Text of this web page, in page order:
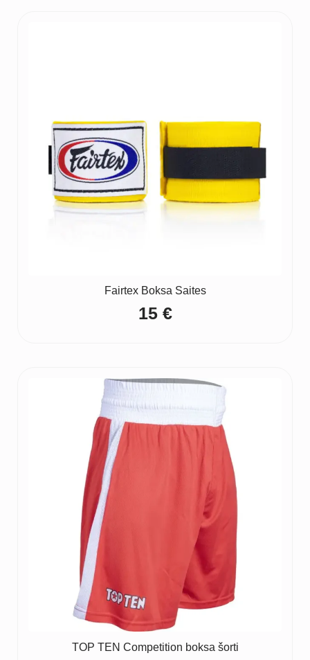
Fairtex Boksa Saites
15 €
TOP TEN Competition boksa šorti